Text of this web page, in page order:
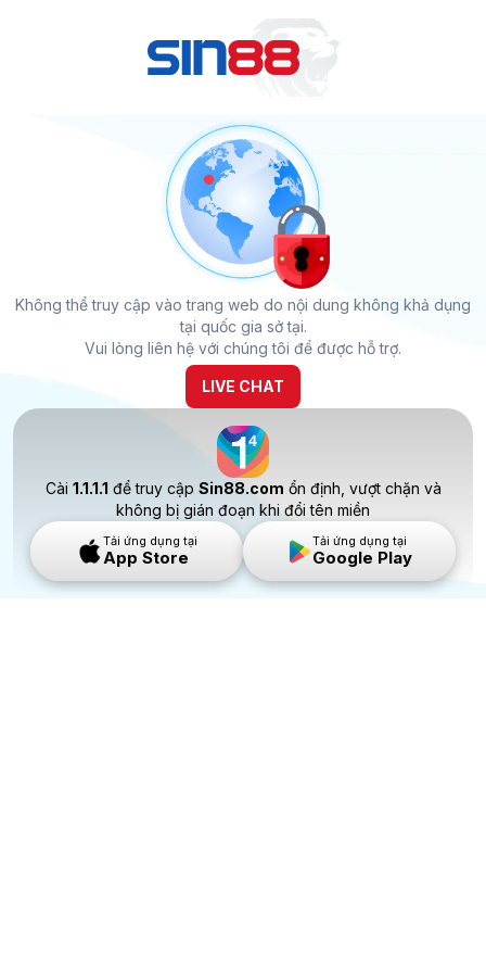
Không thể truy cập vào trang web do nội dung không khả dụng
tại quốc gia sở tại.
Vui lòng liên hệ với chúng tôi để được hỗ trợ.
LIVE CHAT
Cài 1.1.1.1 để truy cập Sin88.com ổn định, vượt chặn và
không bị gián đoạn khi đổi tên miền
Tải ứng dụng tại
App Store
Tải ứng dụng tại
Google Play